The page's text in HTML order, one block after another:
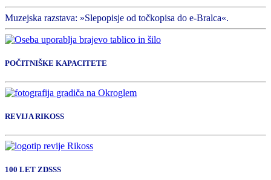
Muzejska razstava: »Slepopisje od točkopisa do e-Bralca«.
POČITNIŠKE KAPACITETE
REVIJA RIKOSS
100 LET ZDSSS